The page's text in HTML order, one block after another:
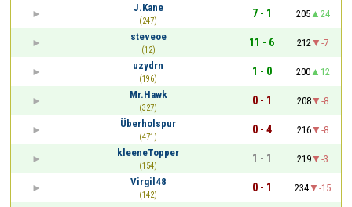
J.Kane
(247)
7 - 1 205
24
steveoe
(12)
11 - 6 212
-7
uzydrn
(196)
1 - 0 200
12
Mr.Hawk
(327)
0 - 1 208
-8
Überholspur
(471)
0 - 4 216
-8
kleeneTopper
(154)
1 - 1 219
-3
Virgil48
(142)
0 - 1 234
-15